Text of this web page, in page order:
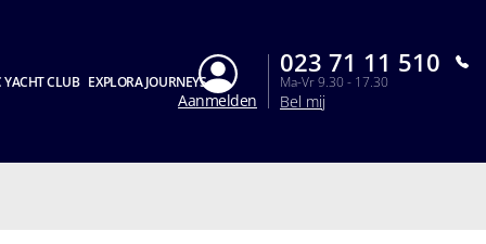
YACHT CLUB EXPLORA JOURNEYS
Aanmelden
023 71 11 510
Ma-Vr 9.30 - 17.30
Bel mij